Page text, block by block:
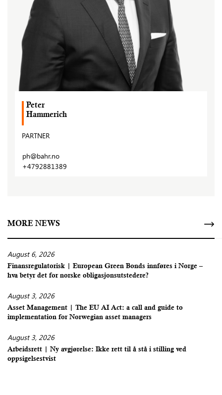
Peter
Hammerich
PARTNER
ph@bahr.no
+4792881389
MORE NEWS
August 6, 2026
Finansregulatorisk | European Green Bonds innføres i Norge –
hva betyr det for norske obligasjonsutstedere?
August 3, 2026
Asset Management | The EU AI Act: a call and guide to
implementation for Norwegian asset managers
August 3, 2026
Arbeidsrett | Ny avgjørelse: Ikke rett til å stå i stilling ved
oppsigelsestvist